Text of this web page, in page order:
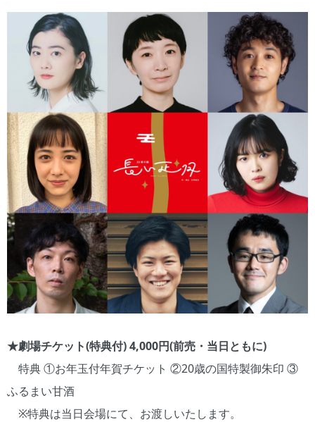
★劇場チケット(特典付) 4,000円(前売・当日ともに)
特典 ①お年玉付年賀チケット ②20歳の国特製御朱印 ③
ふるまい甘酒
※特典は当日会場にて、お渡しいたします。